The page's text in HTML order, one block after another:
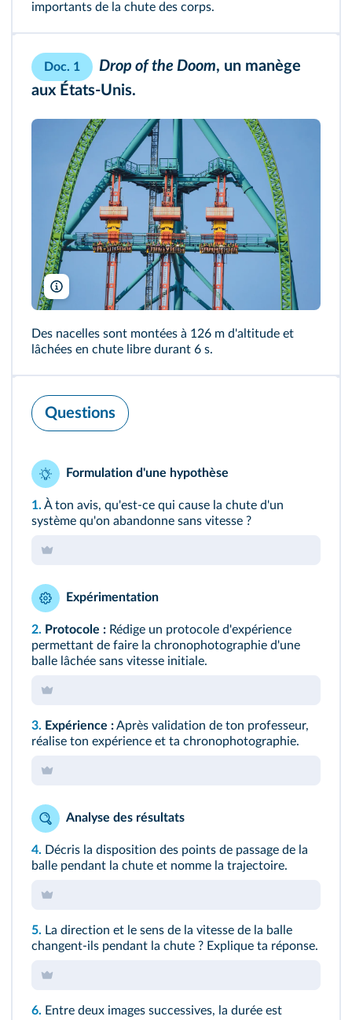
importants de la chute des corps.
Doc. 1 Drop of the Doom, un manège
aux États-Unis.
Kotsovolos Panagiotis/Shutterstock
Des nacelles sont montées à 126 m d'altitude et
lâchées en chute libre durant 6 s.
Questions
Formulation d'une hypothèse
1. À ton avis, qu'est-ce qui cause la chute d'un
système qu'on abandonne sans vitesse ?
Expérimentation
2. Protocole : Rédige un protocole d'expérience
permettant de faire la chronophotographie d'une
balle lâchée sans vitesse initiale.
3. Expérience :Après validation de ton professeur,
réalise ton expérience et ta chronophotographie.
Analyse des résultats
4. Décris la disposition des points de passage de la
balle pendant la chute et nomme la trajectoire.
5. La direction et le sens de la vitesse de la balle
changent-ils pendant la chute ? Explique ta réponse.
6. Entre deux images successives, la durée est